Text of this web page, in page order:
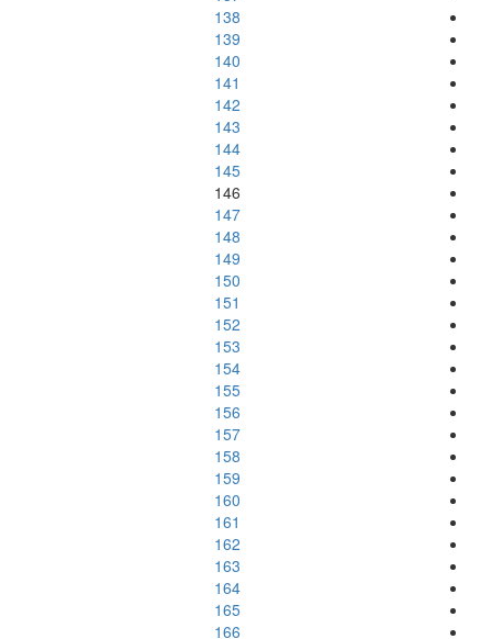
138
139
140
141
142
143
144
145
146
147
148
149
150
151
152
153
154
155
156
157
158
159
160
161
162
163
164
165
166